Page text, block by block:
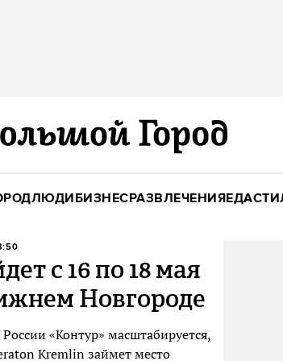
ЛЮДИБИЗНЕСРАЗВЛЕЧЕНИЯЕДА
с 16 по 18 мая
Новгороде
«Контур» масштабируется,
Kremlin займет место